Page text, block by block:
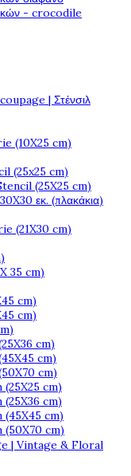
- crocodile
| Στένσιλ
(10X25 cm)
(25x25 cm)
(25X25 cm)
εκ. (πλακάκια)
(21X30 cm)
35 cm)
cm)
cm)
cm)
cm)
cm)
cm)
cm)
cm)
cm)
| Vintage & Floral